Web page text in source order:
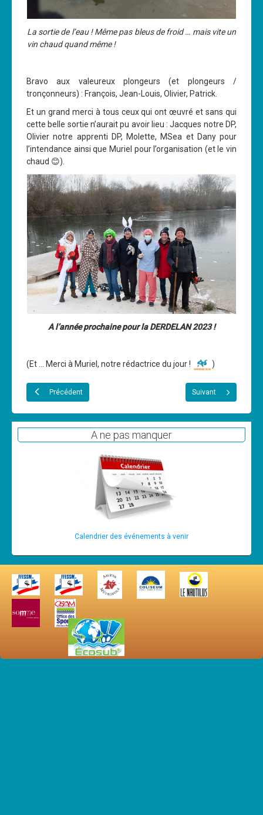
La sortie de l’eau ! Même pas bleus de froid … mais vite un
vin chaud quand même !
Bravo aux valeureux plongeurs (et plongeurs /
tronçonneurs) : François, Jean-Louis, Olivier, Patrick.
Et un grand merci à tous ceux qui ont œuvré et sans qui
cette belle sortie n’aurait pu avoir lieu : Jacques notre DP,
Olivier notre apprenti DP, Molette, MSea et Dany pour
l’intendance ainsi que Muriel pour l’organisation (et le vin
chaud 😊).
A l’année prochaine pour la DERDELAN 2023 !
(Et ... Merci à Muriel, notre rédactrice du jour ! )
Précédent Suivant
A ne pas manquer
Calendrier des événements à venir